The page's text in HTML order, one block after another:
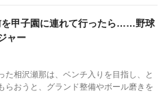
クファンタジー
を甲子園に連れて行ったら……野球
ャー
相沢瀬那は、ベンチ入りを目指し、と
らおうと、グランド整備やボール磨きを